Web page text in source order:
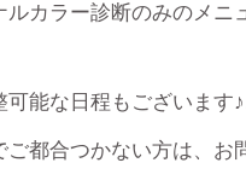
ルカラー診断のみのメニ
可能な日程もございます
ご都合つかない方は、お